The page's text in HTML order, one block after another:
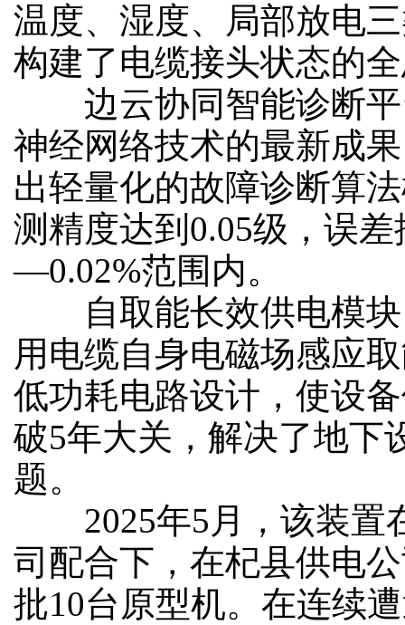
温度、湿度、局部放电
构建了电缆接头状态的
边云协同智能诊断平
神经网络技术的最新成
出轻量化的故障诊断算
测精度达到0.05级，误差
—0.02%范围内。
自取能长效供电模块
用电缆自身电磁场感应
低功耗电路设计，使设
破5年大关，解决了地下
题。
2025年5月，该装置
司配合下，在杞县供电
批10台原型机。在连续